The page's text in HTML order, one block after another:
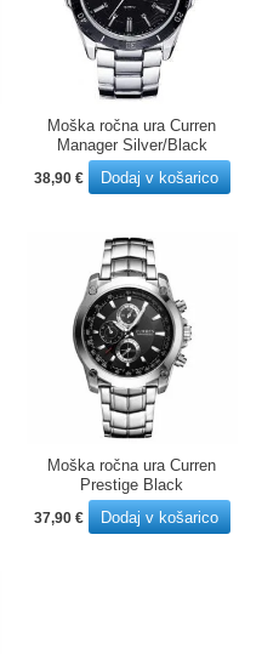
Moška ročna ura Curren
Manager Silver/Black
38,90 € Dodaj v košarico
Moška ročna ura Curren
Prestige Black
37,90 € Dodaj v košarico